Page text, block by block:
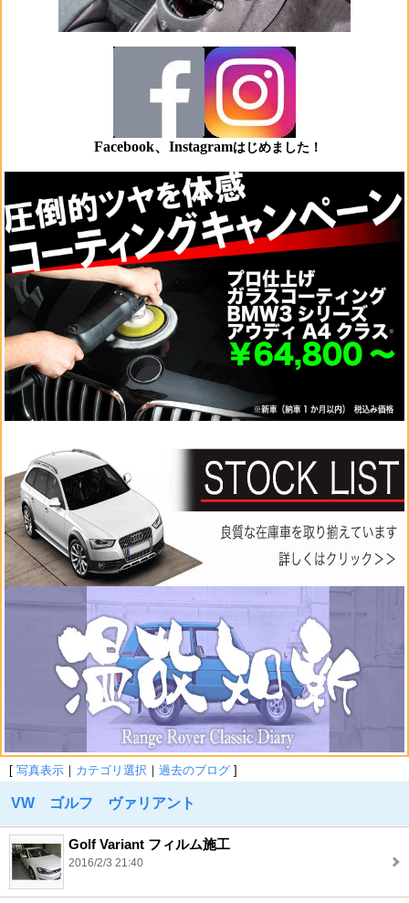
Facebook、Instagramはじめました！
[ 写真表示 ｜ カテゴリ選択 ｜ 過去のブログ ]
VW ゴルフ ヴァリアント
Golf Variant フィルム施工
2016/2/3 21:40